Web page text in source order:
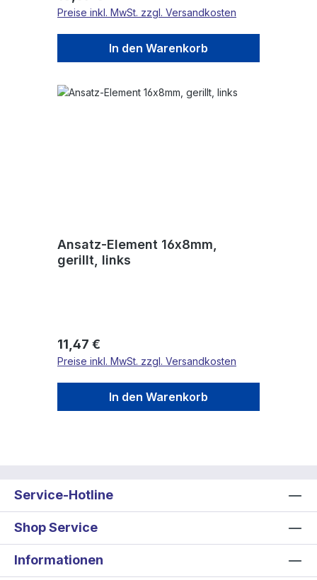
Preise inkl. MwSt. zzgl. Versandkosten
In den Warenkorb
Ansatz-Element 16x8mm,
gerillt, links
Regulärer Preis:
11,47 €
Preise inkl. MwSt. zzgl. Versandkosten
In den Warenkorb
Service-Hotline
Shop Service
Informationen